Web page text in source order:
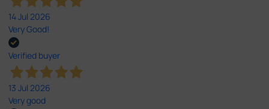
14 Jul 2026
Very Good!
Verified buyer
13 Jul 2026
Very good